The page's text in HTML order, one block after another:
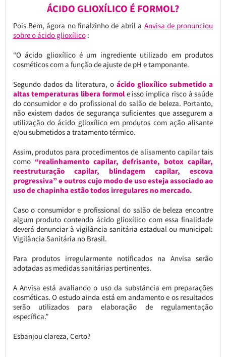
ÁCIDO GLIOXÍLICO É FORMOL?
Pois Bem, ágora no finalzinho de abril a Anvisa de pronunciou
sobre o ácido glioxílico:
“O ácido glioxílico é um ingrediente utilizado em produtos
cosméticos com a função de ajuste de pH e tamponante.
Segundo dados da literatura, oácido glioxílico submetido a
altas temperaturas libera formole isso implica risco à saúde
do consumidor e do profissional do salão de beleza. Portanto,
não existem dados de segurança suficientes que assegurem a
utilização do ácido glioxílico em produtos com ação alisante
e/ou submetidos a tratamento térmico.
Assim, produtos para procedimentos de alisamento capilar tais
como “realinhamento capilar, defrisante, botox capilar,
reestruturação capilar, blindagem capilar, escova
progressiva” e outros cujo modo de uso esteja associado ao
uso de chapinha estão todos irregulares no mercado.
Caso o consumidor e profissional do salão de beleza encontre
algum produto contendo ácido glioxílico com essa finalidade
deverá denunciar à vigilância sanitária estadual ou municipal:
Vigilância Sanitária no Brasil.
Para produtos irregularmente notificados na Anvisa serão
adotadas as medidas sanitárias pertinentes.
A Anvisa está avaliando o uso da substância em preparações
cosméticas. O estudo ainda está em andamento e os resultados
serão utilizados para elaboração de regulamentação
específica.”
Esbanjou clareza, Certo?